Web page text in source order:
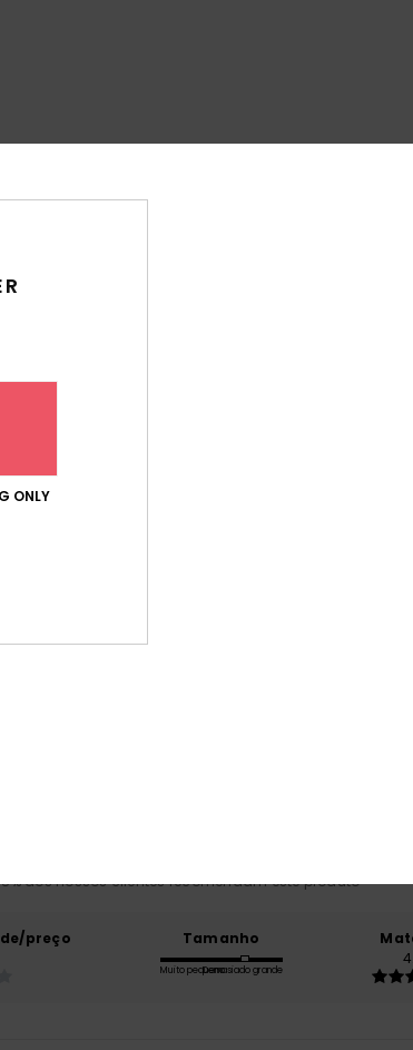
dos nossos clientes recomendam este produto
preço
Tamanho
Muito pequenoDemasiado grande
ONLY